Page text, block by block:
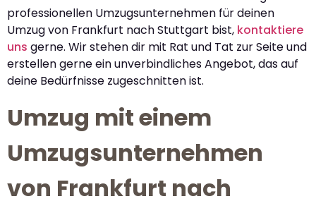
professionellen Umzugsunternehmen für deinen
Umzug von Frankfurt nach Stuttgart bist, kontaktiere
uns gerne. Wir stehen dir mit Rat und Tat zur Seite und
erstellen gerne ein unverbindliches Angebot, das auf
deine Bedürfnisse zugeschnitten ist.
Umzug mit einem
Umzugsunternehmen
von Frankfurt nach